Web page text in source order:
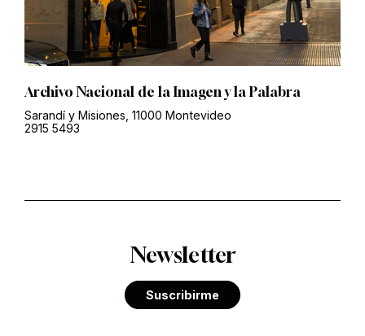
Archivo Nacional de la Imagen y la Palabra
Sarandí y Misiones, 11000 Montevideo
2915 5493
Newsletter
Suscribirme